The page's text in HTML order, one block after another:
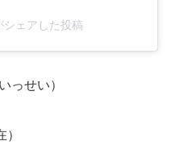
ェアした投稿
っせい）